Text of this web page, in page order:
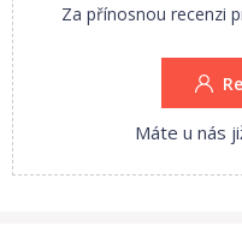
Za přínosnou recenzi
Máte u nás